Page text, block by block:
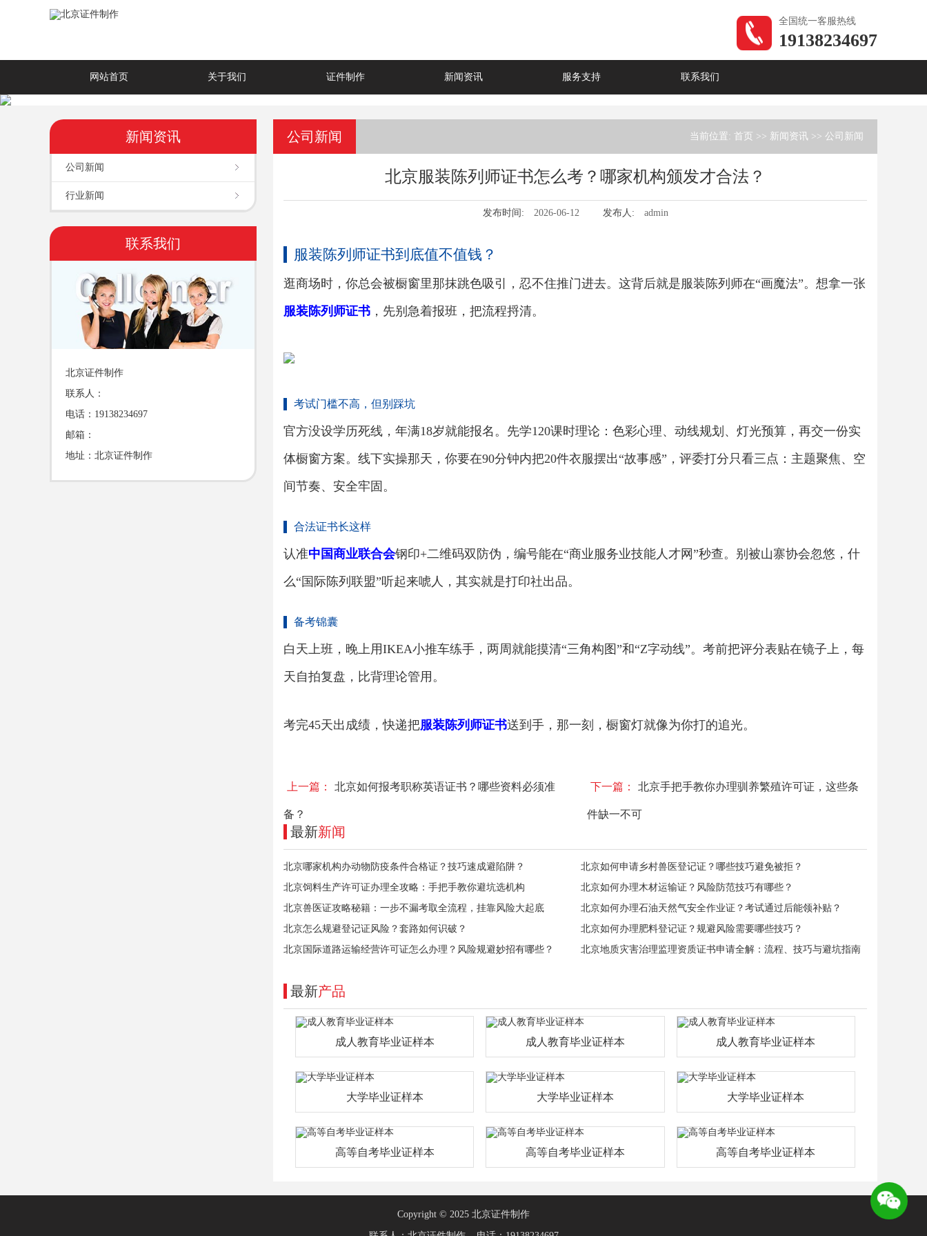
全国统一客服热线
19138234697
网站首页 关于我们 证件制作 新闻资讯 服务支持 联系我们
新闻资讯
公司新闻
行业新闻
联系我们
北京证件制作
联系人：
电话：19138234697
邮箱：
地址：北京证件制作
公司新闻 当前位置: 首页 >> 新闻资讯 >> 公司新闻
北京服装陈列师证书怎么考？哪家机构颁发才合法？
发布时间: 2026-06-12 发布人: admin
服装陈列师证书到底值不值钱？
逛商场时，你总会被橱窗里那抹跳色吸引，忍不住推门进去。这背后就是服装陈列师在“画魔法”。想拿一张
服装陈列师证书 ，先别急着报班，把流程捋清。
考试门槛不高，但别踩坑
官方没设学历死线，年满18岁就能报名。先学120课时理论：色彩心理、动线规划、灯光预算，再交一份实
体橱窗方案。线下实操那天，你要在90分钟内把20件衣服摆出“故事感”，评委打分只看三点：主题聚焦、空
间节奏、安全牢固。
合法证书长这样
认准中国商业联合会钢印+二维码双防伪，编号能在“商业服务业技能人才网”秒查。别被山寨协会忽悠，什
么“国际陈列联盟”听起来唬人，其实就是打印社出品。
备考锦囊
白天上班，晚上用IKEA小推车练手，两周就能摸清“三角构图”和“Z字动线”。考前把评分表贴在镜子上，每
天自拍复盘，比背理论管用。
考完45天出成绩，快递把服装陈列师证书送到手，那一刻，橱窗灯就像为你打的追光。
上一篇： 北京如何报考职称英语证书？哪些资料必须准
备？
下一篇： 北京手把手教你办理驯养繁殖许可证，这些条
件缺一不可
最新新闻
北京哪家机构办动物防疫条件合格证？技巧速成避陷阱？
北京如何申请乡村兽医登记证？哪些技巧避免被拒？
北京饲料生产许可证办理全攻略：手把手教你避坑选机构
北京如何办理木材运输证？风险防范技巧有哪些？
北京兽医证攻略秘籍：一步不漏考取全流程，挂靠风险大起底
北京如何办理石油天然气安全作业证？考试通过后能领补贴？
北京怎么规避登记证风险？套路如何识破？
北京如何办理肥料登记证？规避风险需要哪些技巧？
北京国际道路运输经营许可证怎么办理？风险规避妙招有哪些？
北京地质灾害治理监理资质证书申请全解：流程、技巧与避坑指南
最新产品
成人教育毕业证样本 成人教育毕业证样本 成人教育毕业证样本
大学毕业证样本 大学毕业证样本 大学毕业证样本
高等自考毕业证样本 高等自考毕业证样本 高等自考毕业证样本
Copyright © 2025 北京证件制作